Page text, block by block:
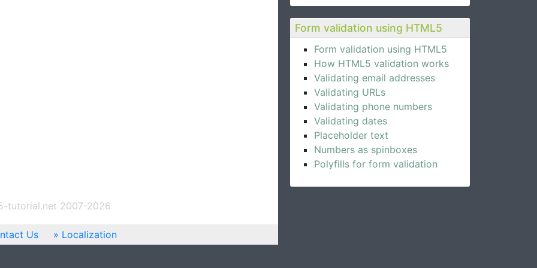
Form validation using HTML5
Form validation using HTML5
How HTML5 validation works
Validating email addresses
Validating URLs
Validating phone numbers
Validating dates
Placeholder text
Numbers as spinboxes
Polyfills for form validation
tutorial.net 2007-2026
Us Localization